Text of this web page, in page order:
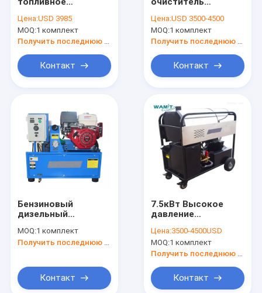
вода высоко
давление
очиститель 250bar
Цена:USD 3985
MOQ:1 комплект
Контакт
с дизельным
двигателем 10 л.с.
35 бар
Цена:USD 3500-4500
MOQ:1 комплект
Контакт
Бензиновый
дизельный
очиститель
давления
MOQ:1 комплект
Контакт
7.5кВт Высокое
давление
200 бар дизель
отопление горячей
и холодной воды
Цена:3500-4500USD
MOQ:1 комплект
Получить последнюю цену
Контакт